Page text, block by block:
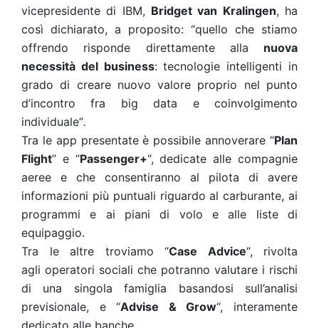
vicepresidente di IBM, Bridget van Kralingen, ha
così dichiarato, a proposito: “quello che stiamo
offrendo risponde direttamente alla nuova
necessità del business: tecnologie intelligenti in
grado di creare nuovo valore proprio nel punto
d’incontro fra big data e coinvolgimento
individuale”.
Tra le app presentate è possibile annoverare “Plan
Flight” e “Passenger+“, dedicate alle compagnie
aeree e che consentiranno al pilota di avere
informazioni più puntuali riguardo al carburante, ai
programmi e ai piani di volo e alle liste di
equipaggio.
Tra le altre troviamo “Case Advice“, rivolta
agli operatori sociali che potranno valutare i rischi
di una singola famiglia basandosi sull’analisi
previsionale, e “Advise & Grow“, interamente
dedicato alle banche.